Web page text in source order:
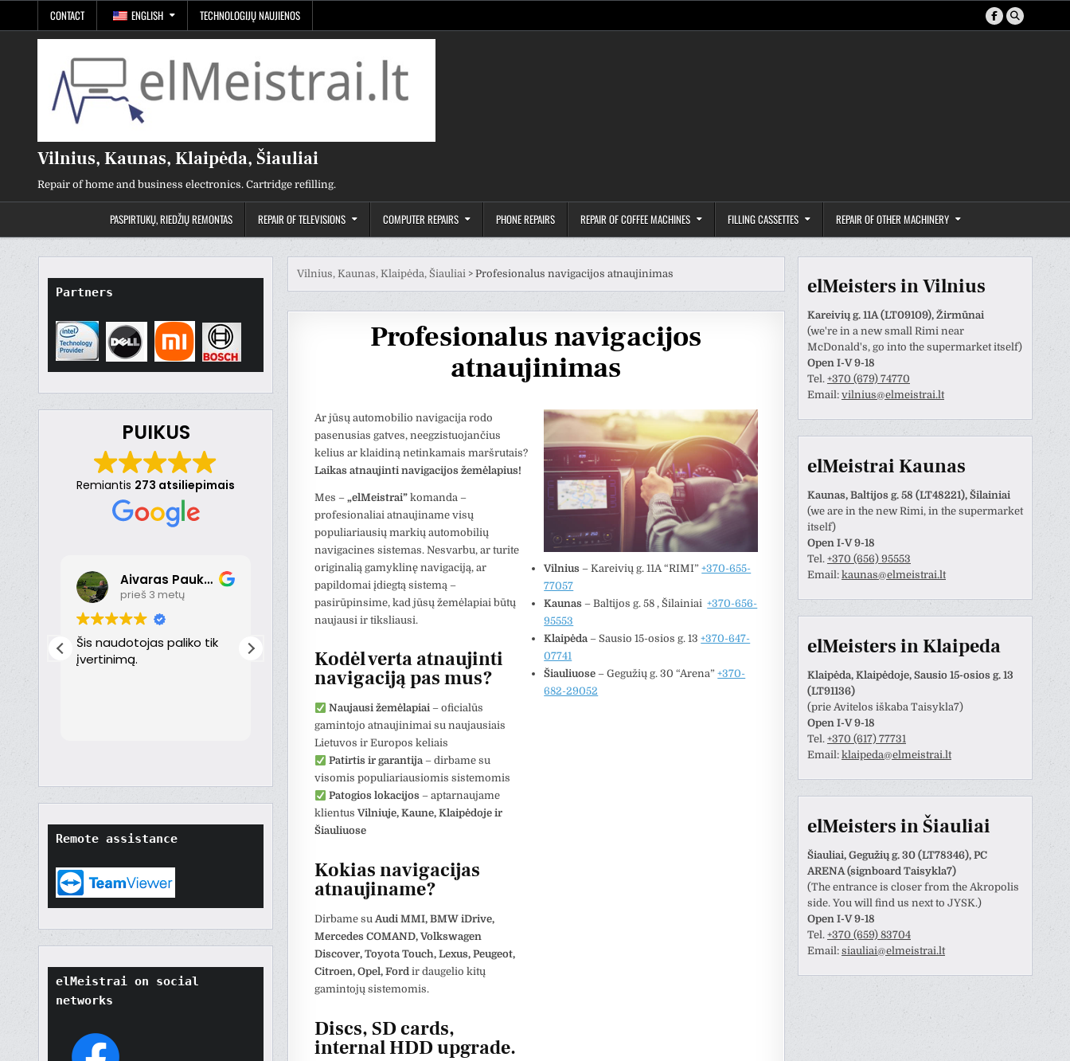
CONTACT ENGLISH TECHNOLOGIJŲ NAUJIENOS
Vilnius, Kaunas, Klaipėda, Šiauliai
Repair of home and business electronics. Cartridge refilling.
PASPIRTUKŲ, RIEDŽIŲ REMONTAS REPAIR OF TELEVISIONS COMPUTER REPAIRS PHONE REPAIRS REPAIR OF COFFEE MACHINES FILLING CASSETTES REPAIR OF OTHER MACHINERY
Partners
PUIKUS
Remiantis 273 atsiliepimais
Aivaras Paukste
prieš 3 metų
Šis naudotojas paliko tik
įvertinimą.
Donatas Krv
prieš 3 metų prieš 3 metų
Šis naudotojas paliko tik
įvertinimą.
Anastazija Lukoševičienė
Šis naudotojas paliko tik
Mandagus bendravimas ir
greitai bei kokybiškai
atliktas darbas.
Remote assistance
elMeistrai on social
networks
Vilnius, Kaunas, Klaipėda, Šiauliai > Profesionalus navigacijos atnaujinimas
Profesionalus navigacijos
atnaujinimas
Ar jūsų automobilio navigacija rodo
pasenusias gatves, neegzistuojančius
kelius ar klaidiną netinkamais maršrutais?
Laikas atnaujinti navigacijos žemėlapius!
Mes – „elMeistrai”komanda –
profesionaliai atnaujiname visų
populiariausių markių automobilių
navigacines sistemas. Nesvarbu, ar turite
originalią gamyklinę navigaciją, ar
papildomai įdiegtą sistemą –
pasirūpinsime, kad jūsų žemėlapiai būtų
naujausi ir tiksliausi.
Kodėl verta atnaujinti
navigaciją pas mus?
Naujausi žemėlapiai– oficialūs
gamintojo atnaujinimai su naujausiais
Lietuvos ir Europos keliais
Patirtis ir garantija– dirbame su
visomis populiariausiomis sistemomis
Patogios lokacijos– aptarnaujame
klientus Vilniuje, Kaune, Klaipėdoje ir
Šiauliuose
Kokias navigacijas
atnaujiname?
Dirbame suAudi MMI, BMW iDrive,
Mercedes COMAND, Volkswagen
Discover, Toyota Touch, Lexus, Peugeot,
Citroen, Opel, Fordir daugelio kitų
gamintojų sistemomis.
Discs, SD cards,
internal HDD upgrade.
Vilnius – Kareivių g. 11A “RIMI”+370-655-
77057
Kaunas – Baltijos g. 58 , Šilainiai+370-656-
95553
Klaipėda – Sausio 15-osios g. 13+370-647-
07741
Šiauliuose – Gegužių g. 30 “Arena”+370-
682-29052
elMeisters in Vilnius
Kareivių g. 11A (LT09109), Žirmūnai
(we're in a new small Rimi near
McDonald's, go into the supermarket itself)
Open I-V 9-18
Tel. +370 (679) 74770
Email: vilnius@elmeistrai.lt
elMeistrai Kaunas
Kaunas, Baltijos g. 58 (LT48221), Šilainiai
(we are in the new Rimi, in the supermarket
itself)
Open I-V 9-18
Tel. +370 (656) 95553
Email: kaunas@elmeistrai.lt
elMeisters in Klaipeda
Klaipėda, Klaipėdoje, Sausio 15-osios g. 13
(LT91136)
(prie Avitelos iškaba Taisykla7)
Open I-V 9-18
Tel. +370 (617) 77731
Email: klaipeda@elmeistrai.lt
elMeisters in Šiauliai
Šiauliai, Gegužių g. 30 (LT78346), PC
ARENA (signboard Taisykla7)
(The entrance is closer from the Akropolis
side. You will find us next to JYSK.)
Open I-V 9-18
Tel. +370 (659) 83704
Email: siauliai@elmeistrai.lt